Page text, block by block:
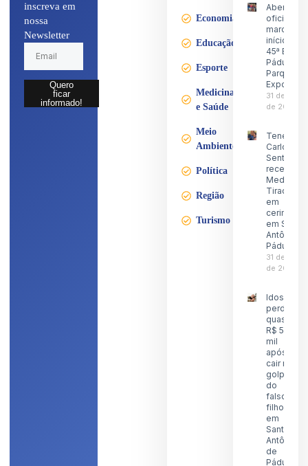
inscreva em
nossa
Newsletter
Quero
ficar
informado!
Economia
Educação
Esporte
Medicina
e Saúde
Meio
Ambiente
Política
Região
Turismo
Abertura
oficial
marca o
início da
45ª Expo
Pádua no
Parque de
31 de julho
de 2026
Tenente
Carlos
Sentinela
recebe a
Medalha
em
cerimônia
em Santo
Antônio
Pádua
31 de julho
de 2026
Idoso
perde
quase
R$ 5
mil
após
cair no
golpe
do
falso
filho
em
Santo
Antônio
de
Pádua